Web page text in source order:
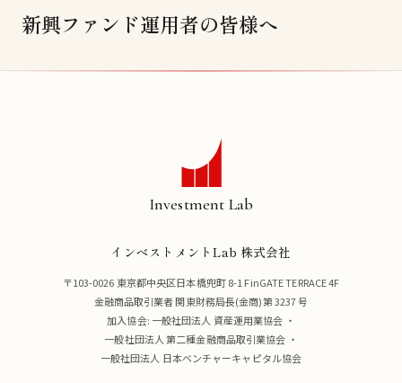
新興ファンド運用者の皆様へ
Investment Lab
インベストメントLab 株式会社
〒103-0026 東京都中央区日本橋兜町 8-1 FinGATE TERRACE 4F
金融商品取引業者 関東財務局長(金商)第 3237 号
加入協会: 一般社団法人 資産運用業協会 ・
一般社団法人 第二種金融商品取引業協会 ・
一般社団法人 日本ベンチャーキャピタル協会